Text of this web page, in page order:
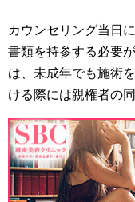
カウンセリング当日
書類を持参する必要
は、未成年でも施術
ける際には親権者の